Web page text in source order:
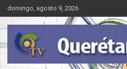
Saltar
al
contenido
domingo, agosto 9, 2026